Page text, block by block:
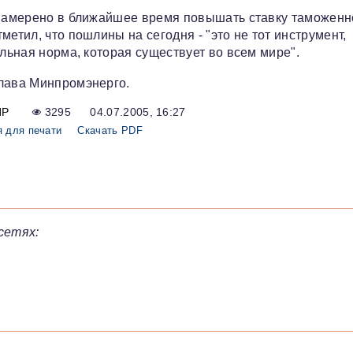
в ближайшее время повышать ставку
что пошлины на сегодня - "это не тот инструмент,
норма, которая существует во всем мире".
Минпромэнерго.
3295 04.07.2005, 16:27
для печати Скачать PDF